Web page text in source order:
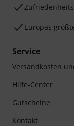
Europas
Service
Versandkosten
Hilfe-Center
Gutscheine
Kontakt